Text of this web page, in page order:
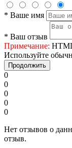
* Ваше имя
* Ваш отзыв
Примечание:
Используйте
Продолжить
0
0
0
0
0
Нет отзывов о
отзыв.